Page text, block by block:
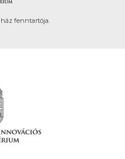
fenntartója.